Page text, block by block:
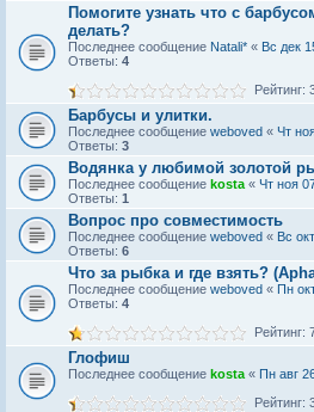
Помогите узнать что с
делать?
Последнее сообщение Natali* « Вс дек
Ответы: 4
Рейтинг:
Барбусы и улитки.
Последнее сообщение weboved « Чт
Ответы: 3
Водянка у любимой золотой
Последнее сообщение kosta « Чт ноя
Ответы: 1
Вопрос про совместимость
Последнее сообщение weboved « Вс
Ответы: 6
Что за рыбка и где взять?
Последнее сообщение weboved « Пн
Ответы: 4
Рейтинг:
Глофиш
Последнее сообщение kosta « Пн авг
Рейтинг: